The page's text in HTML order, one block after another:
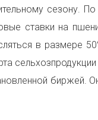
сезону.
ставки на
в размере
биржей.